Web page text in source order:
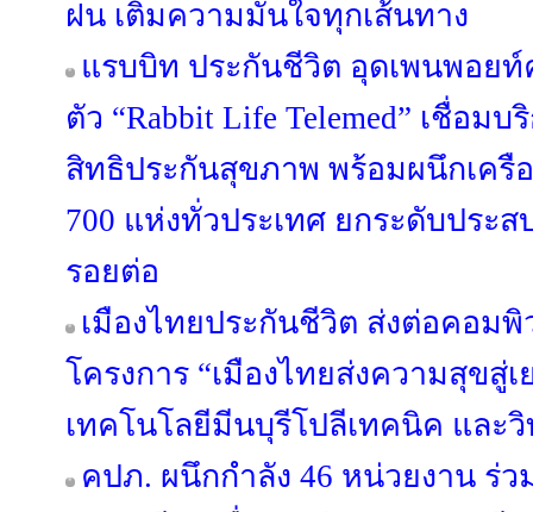
ฝน เติมความมั่นใจทุกเส้นทาง
แรบบิท ประกันชีวิต อุดเพนพอยท์
ตัว “Rabbit Life Telemed” เชื่อม
สิทธิประกันสุขภาพ พร้อมผนึกเครื
700 แห่งทั่วประเทศ ยกระดับประ
รอยต่อ
เมืองไทยประกันชีวิต ส่งต่อคอม
โครงการ “เมืองไทยส่งความสุขสู่
เทคโนโลยีมีนบุรีโปลีเทคนิค และ
คปภ. ผนึกกำลัง 46 หน่วยงาน ร่ว